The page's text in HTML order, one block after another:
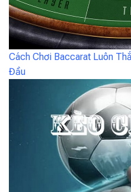
Cách Chơi Baccarat Luôn
Đầu